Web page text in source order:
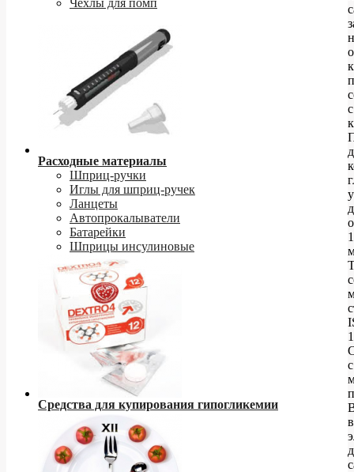
Расходные материалы
Шприц-ручки
Иглы для шприц-ручек
Ланцеты
Автопрокалыватели
Батарейки
Шприцы инсулиновые
Средства для купирования гипогликемии
с
у
1
с